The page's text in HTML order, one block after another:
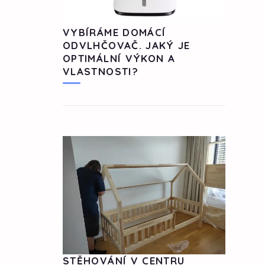
VYBÍRÁME DOMÁCÍ
ODVLHČOVAČ. JAKÝ JE
OPTIMÁLNÍ VÝKON A
VLASTNOSTI?
STĚHOVÁNÍ V CENTRU